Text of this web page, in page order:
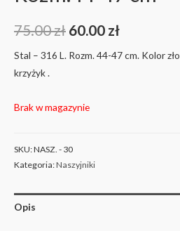
75.00zł 60.00 zł
Stal – 316 L. Rozm. 44-47 cm. Kolor
krzyżyk .
Brak w magazynie
SKU:NASZ. - 30
Kategoria:Naszyjniki
Opis